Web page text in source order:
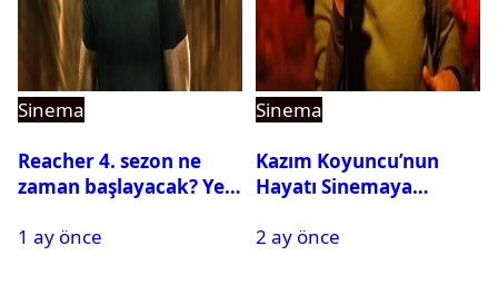
Sinema
Reacher 4. sezon ne
zaman başlayacak? Yeni
detaylar
1 ay önce
Sinema
Kazım Koyuncu’nun
Hayatı Sinemaya
2 ay önce